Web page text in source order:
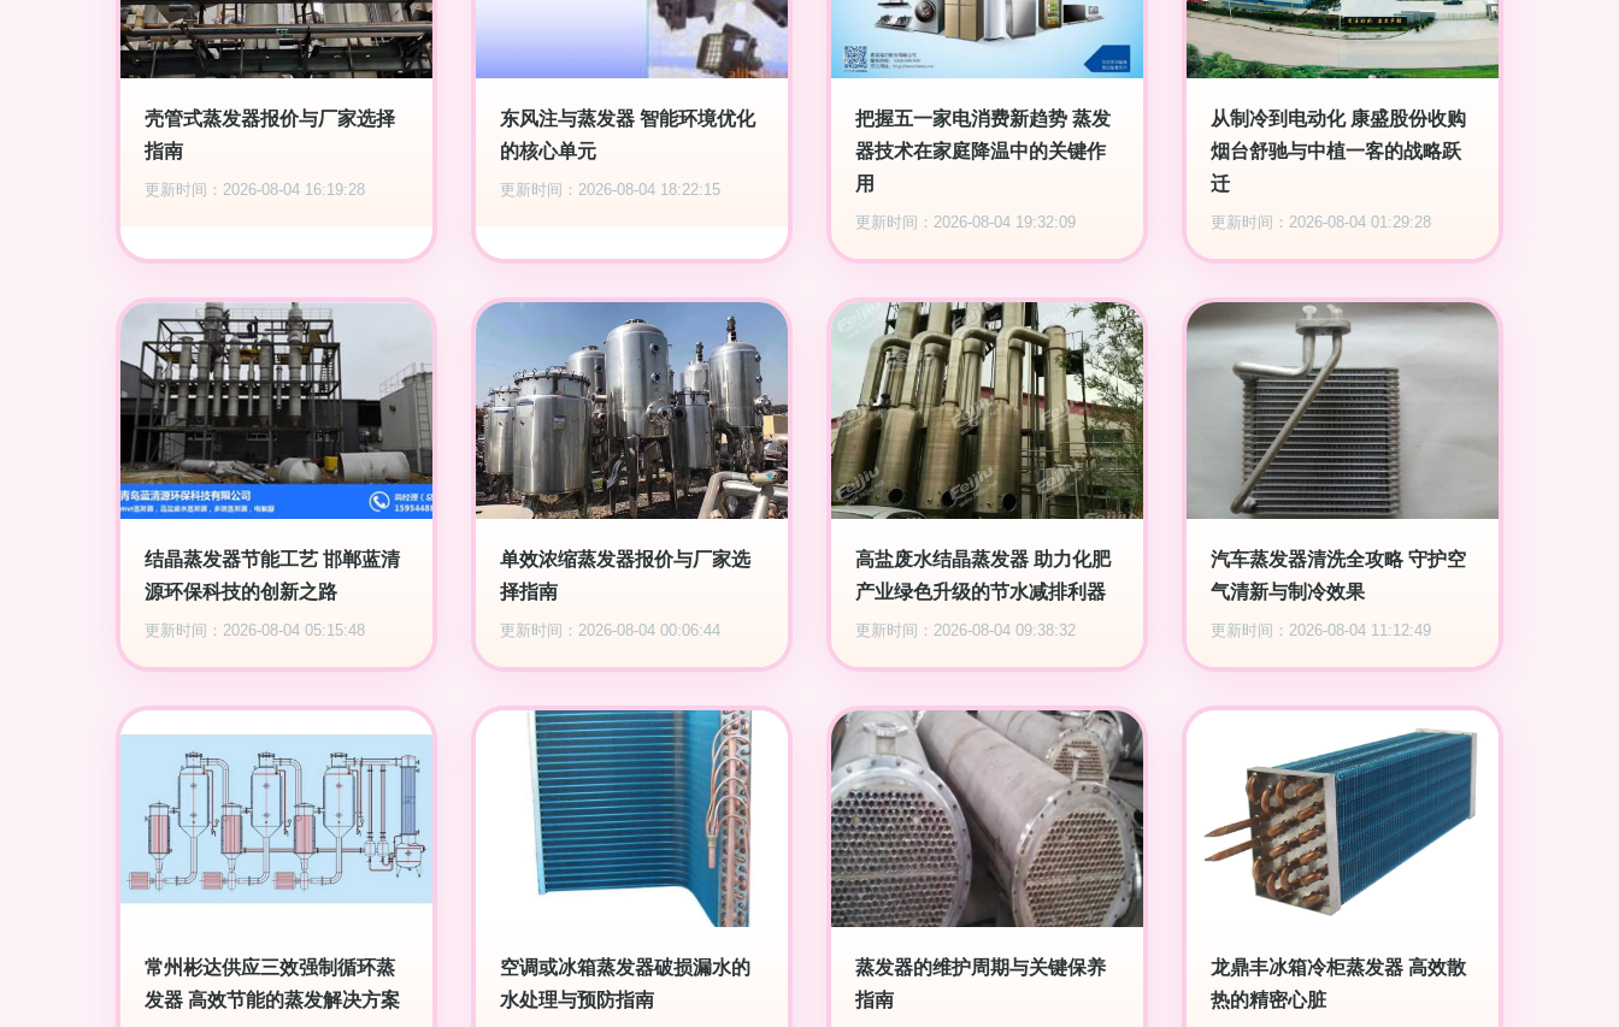
壳管式蒸发器报价与厂家选择
指南
更新时间：2026-08-04 16:19:28
东风注与蒸发器 智能环境优化
的核心单元
更新时间：2026-08-04 18:22:15
把握五一家电消费新趋势 蒸发
器技术在家庭降温中的关键作
用
更新时间：2026-08-04 19:32:09
从制冷到电动化 康盛股份收购
烟台舒驰与中植一客的战略跃
迁
更新时间：2026-08-04 01:29:28
结晶蒸发器节能工艺 邯郸蓝清
源环保科技的创新之路
更新时间：2026-08-04 05:15:48
单效浓缩蒸发器报价与厂家选
择指南
更新时间：2026-08-04 00:06:44
高盐废水结晶蒸发器 助力化肥
产业绿色升级的节水减排利器
更新时间：2026-08-04 09:38:32
汽车蒸发器清洗全攻略 守护空
气清新与制冷效果
更新时间：2026-08-04 11:12:49
常州彬达供应三效强制循环蒸
发器 高效节能的蒸发解决方案
空调或冰箱蒸发器破损漏水的
水处理与预防指南
蒸发器的维护周期与关键保养
指南
龙鼎丰冰箱冷柜蒸发器 高效散
热的精密心脏